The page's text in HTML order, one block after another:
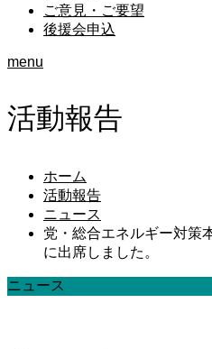
ご意見・ご要望
後援会申込
menu
活動報告
ホーム
活動報告
ニュース
党・総合エネルギー対策
に出席しました。
ニュース